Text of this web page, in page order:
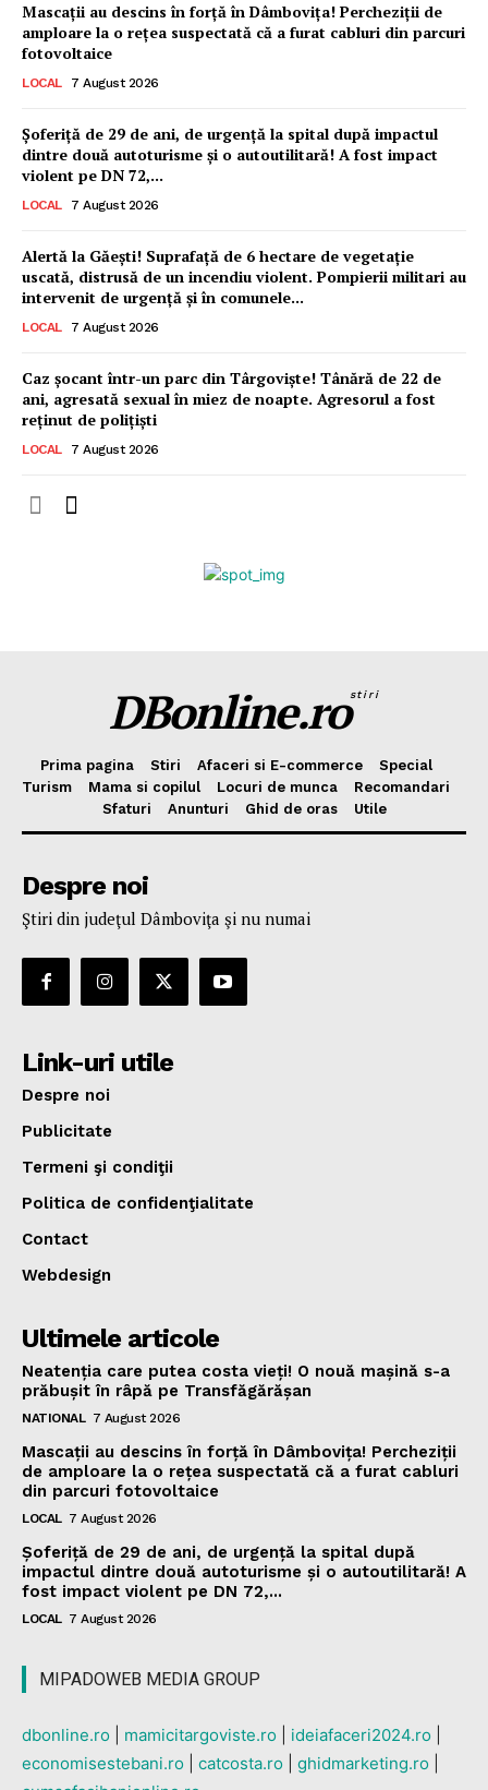
2de 2
Mascații au descins în forță în Dâmbovița! Percheziții de
amploare la o rețea suspectată că a furat cabluri din parcuri
fotovoltaice
LOCAL 7 August 2026
Șoferiță de 29 de ani, de urgență la spital după impactul
dintre două autoturisme și o autoutilitară! A fost impact
violent pe DN 72,...
LOCAL 7 August 2026
Alertă la Găești! Suprafață de 6 hectare de vegetație
uscată, distrusă de un incendiu violent. Pompierii militari au
intervenit de urgență și în comunele...
LOCAL 7 August 2026
Caz șocant într-un parc din Târgoviște! Tânără de 22 de
ani, agresată sexual în miez de noapte. Agresorul a fost
reținut de polițiști
LOCAL 7 August 2026
DBonline.rostiri
Prima pagina Stiri Afaceri si E-commerce
Special
Turism
Mama si copilul Locuri de munca
Recomandari
Sfaturi
Anunturi Ghid de oras Utile
Despre noi
Ştiri din judeţul Dâmboviţa şi nu numai
Link-uri utile
Despre noi
Publicitate
Termeni şi condiţii
Politica de confidenţialitate
Contact
Webdesign
Ultimele articole
Neatenția care putea costa vieți! O nouă mașină s-a
prăbușit în râpă pe Transfăgărășan
NATIONAL 7 August 2026
Mascații au descins în forță în Dâmbovița! Percheziții
de amploare la o rețea suspectată că a furat cabluri
din parcuri fotovoltaice
LOCAL 7 August 2026
Șoferiță de 29 de ani, de urgență la spital după
impactul dintre două autoturisme și o autoutilitară! A
fost impact violent pe DN 72,...
LOCAL 7 August 2026
MIPADOWEB MEDIA GROUP
dbonline.ro mamicitargoviste.ro ideiafaceri2024.ro
economisestebani.ro
catcosta.ro ghidmarketing.ro